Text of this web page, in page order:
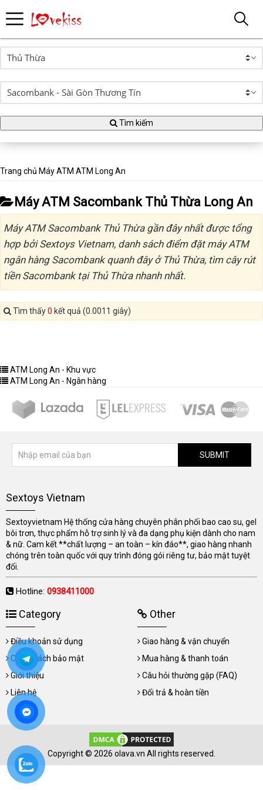
Tìm kiếm
Trang chủ Máy ATM ATM Long An
Máy ATM Sacombank Thủ Thừa Long An
Máy ATM Sacombank Thủ Thừa gần đây nhất được tổng
hợp bởi Sextoys Vietnam, danh sách điểm đặt máy ATM
ngân hàng Sacombank quanh đây ở Thủ Thừa, tìm cây rút
tiền Sacombank tại Thủ Thừa nhanh nhất.
Tìm thấy0 kết quả (0.0011 giây)
ATM Long An - Khu vực
ATM Long An - Ngân hàng
SUBMIT
Sextoys Vietnam
Sextoyvietnam Hệ thống cửa hàng chuyên phân phối bao cao su, gel
bôi trơn, thực phẩm hỗ trợ sinh lý và đa dạng phụ kiện dành cho nam
& nữ. Cam kết **chất lượng – an toàn – kín đáo**, giao hàng nhanh
chóng trên toàn quốc với quy trình đóng gói riêng tư, bảo mật tuyệt
đối.
Hotline: 0938411000
Category
Điều khoản sử dụng
Chính sách bảo mật
Giới thiệu
Liên hệ
Other
Giao hàng & vận chuyển
Mua hàng & thanh toán
Câu hỏi thường gặp (FAQ)
Đổi trả & hoàn tiền
Copyright © 2026 olava.vn All rights reserved.